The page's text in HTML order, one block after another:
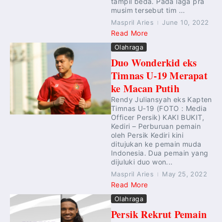
musim tersebut tim ...
Maspril Aries June 10, 2022
Read More
Olahraga
Duo Wonderkid eks
Timnas U-19 Merapat
ke Macan Putih
Rendy Juliansyah eks Kapten
Timnas U-19 (FOTO : Media
Officer Persik) KAKI BUKIT,
Kediri – Perburuan pemain
oleh Persik Kediri kini
ditujukan ke pemain muda
Indonesia. Dua pemain yang
dijuluki duo won...
Maspril Aries May 25, 2022
Read More
Olahraga
Persik Rekrut Pemain